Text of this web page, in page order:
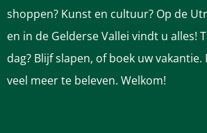
shoppen? Kunst en cultuur? Op de
en in de Gelderse Vallei vindt u alles!
dag? Blijf slapen, of boek uw
veel meer te beleven. Welkom!